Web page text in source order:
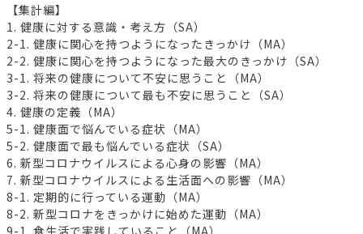
【集計編】
1. 健康に対する意識・考え方（SA）
2-1. 健康に関心を持つようになったきっかけ（MA）
2-2. 健康に関心を持つようになった最大のきっかけ（SA）
3-1. 将来の健康について不安に思うこと（MA）
3-2. 将来の健康について最も不安に思うこと（SA）
4. 健康の定義（MA）
5-1. 健康面で悩んでいる症状（MA）
5-2. 健康面で最も悩んでいる症状（SA）
6. 新型コロナウイルスによる心身の影響（MA）
7. 新型コロナウイルスによる生活面への影響（MA）
8-1. 定期的に行っている運動（MA）
8-2. 新型コロナをきっかけに始めた運動（MA）
9-1. 食生活で実践していること（MA）